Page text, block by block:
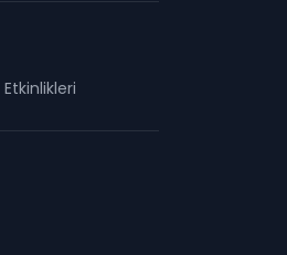
Etkinlikleri